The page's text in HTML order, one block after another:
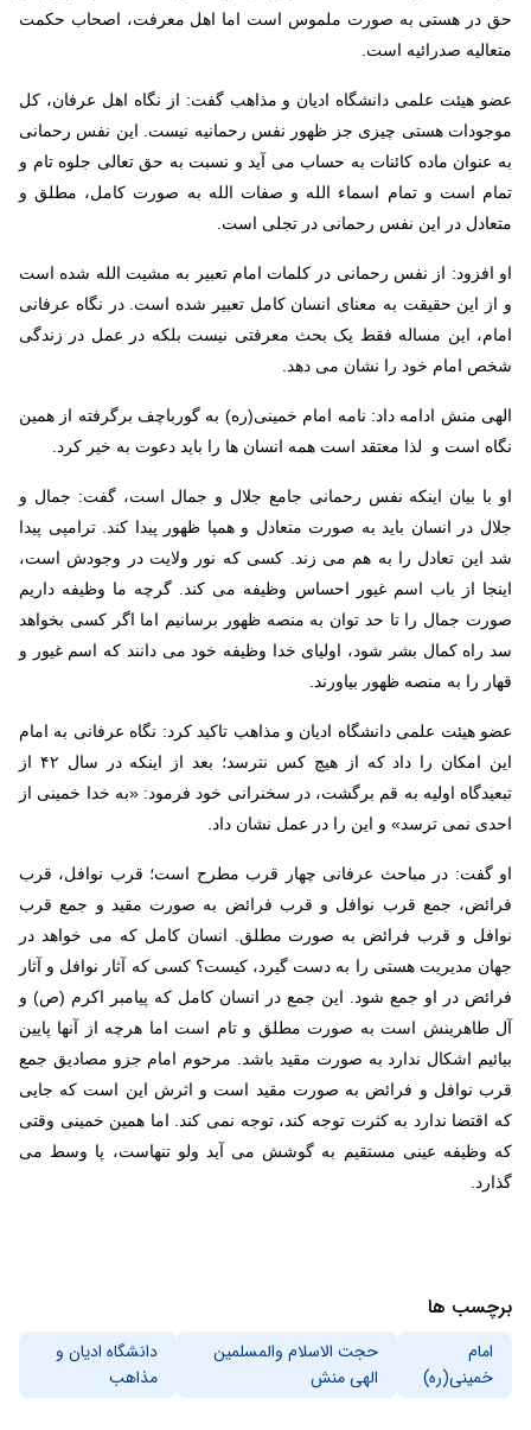
حق در هستی به صورت ملموس است اما اهل معرفت، اصحاب حکمت
متعالیه صدرائیه است.
عضو هیئت علمی دانشگاه ادیان و مذاهب گفت: از نگاه اهل عرفان، کل
موجودات هستی چیزی جز ظهور نفس رحمانیه نیست. این نفس رحمانی
به عنوان ماده کائنات به حساب می آید و نسبت به حق تعالی جلوه تام و
تمام است و تمام اسماء الله و صفات الله به صورت کامل، مطلق و
متعادل در این نفس رحمانی در تجلی است.
او افزود: از نفس رحمانی در کلمات امام تعبیر به مشیت الله شده است
و از این حقیقت به معنای انسان کامل تعبیر شده است. در نگاه عرفانی
امام، این مساله فقط یک بحث معرفتی نیست بلکه در عمل در زندگی
شخص امام خود را نشان می دهد.
الهی منش ادامه داد: نامه امام خمینی(ره) به گورباچف برگرفته از همین
نگاه است و لذا معتقد است همه انسان ها را باید دعوت به خیر کرد.
او با بیان اینکه نفس رحمانی جامع جلال و جمال است، گفت: جمال و
جلال در انسان باید به صورت متعادل و همپا ظهور پیدا کند. ترامپی پیدا
شد این تعادل را به هم می زند. کسی که نور ولایت در وجودش است،
اینجا از باب اسم غیور احساس وظیفه می کند. گرچه ما وظیفه داریم
صورت جمال را تا حد توان به منصه ظهور برسانیم اما اگر کسی بخواهد
سد راه کمال بشر شود، اولیای خدا وظیفه خود می دانند که اسم غیور و
قهار را به منصه ظهور بیاورند.
عضو هیئت علمی دانشگاه ادیان و مذاهب تاکید کرد: نگاه عرفانی به امام
این امکان را داد که از هیچ کس نترسد؛ بعد از اینکه در سال ۴۲ از
تبعیدگاه اولیه به قم برگشت، در سخنرانی خود فرمود: «به خدا خمینی از
احدی نمی ترسد» و این را در عمل نشان داد.
او گفت: در مباحث عرفانی چهار قرب مطرح است؛ قرب نوافل، قرب
فرائض، جمع قرب نوافل و قرب فرائض به صورت مقید و جمع قرب
نوافل و قرب فرائض به صورت مطلق. انسان کامل که می خواهد در
جهان مدیریت هستی را به دست گیرد، کیست؟ کسی که آثار نوافل و آثار
فرائض در او جمع شود. این جمع در انسان کامل که پیامبر اکرم (ص) و
آل طاهرینش است به صورت مطلق و تام است اما هرچه از آنها پایین
بیائیم اشکال ندارد به صورت مقید باشد. مرحوم امام جزو مصادیق جمع
قرب نوافل و فرائض به صورت مقید است و اثرش این است که جایی
که اقتضا ندارد به کثرت توجه کند، توجه نمی کند. اما همین خمینی وقتی
که وظیفه عینی مستقیم به گوشش می آید ولو تنهاست، پا وسط می
گذارد.
برچسب ها
امام
خمینی(ره)
حجت الاسلام والمسلمین
الهی منش
دانشگاه ادیان و
مذاهب